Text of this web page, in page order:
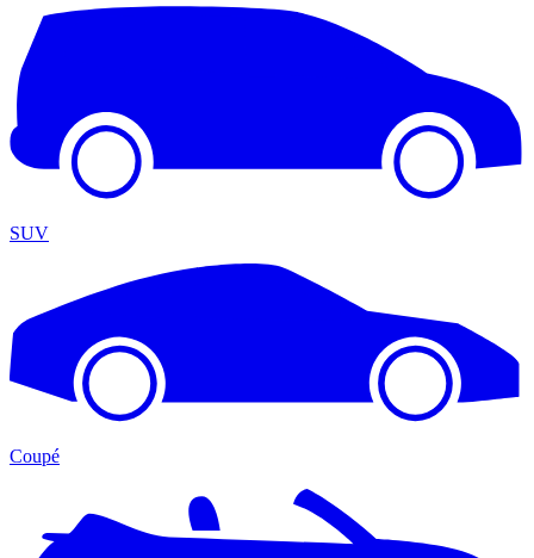
SUV
Coupé